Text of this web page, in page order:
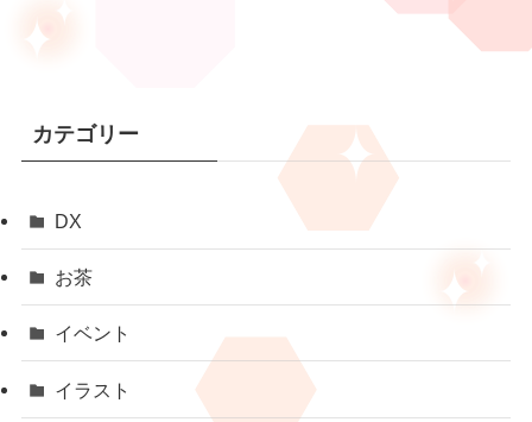
カテゴリー
DX
お茶
イベント
イラスト